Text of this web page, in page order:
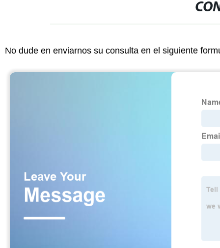
No dude en enviarnos su consulta en el siguiente